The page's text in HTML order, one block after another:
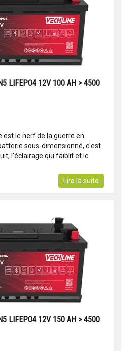
LIFEPO4 12V 100 AH > 4500
est le nerf de la guerre en
sous-dimensionné, c'est
l'éclairage qui faiblit et le
Lire la suite
LIFEPO4 12V 150 AH > 4500